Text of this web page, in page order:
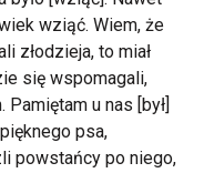
wziąć. Wiem, że
złodzieja, to miał
się wspomagali,
u nas [był]
psa,
powstańcy po niego,